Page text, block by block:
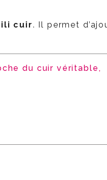
cuir. Il permet
du cuir véritable,